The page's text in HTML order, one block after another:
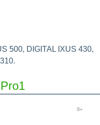
500, DIGITAL IXUS 430,